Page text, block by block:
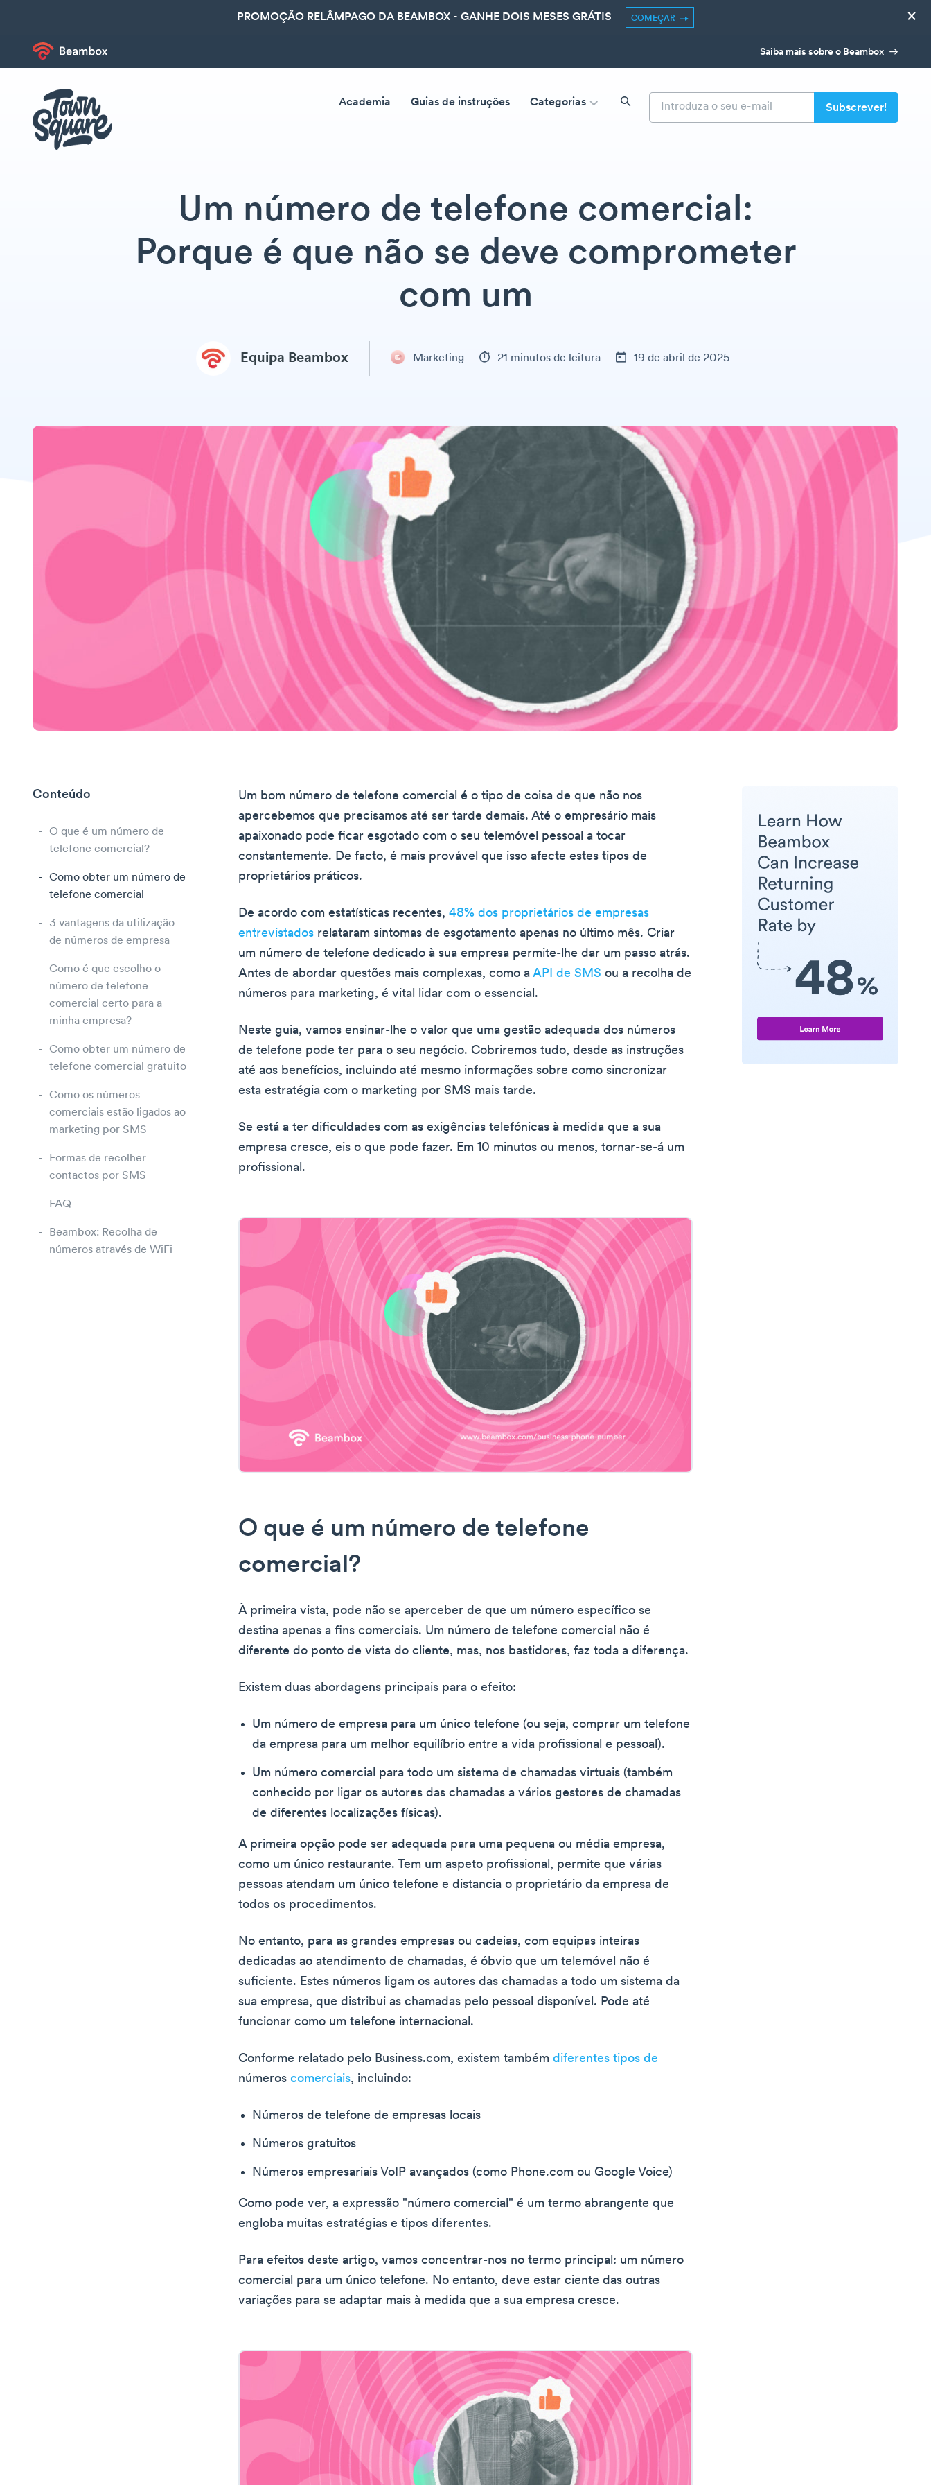
PROMOÇÃO RELÂMPAGO DA BEAMBOX - GANHE DOIS MESES GRÁTIS COMEÇAR ×
Saiba mais sobre o Beambox
Academia Guias de instruções Categorias
Um número de telefone comercial:
Porque é que não se deve comprometer
com um
Equipa Beambox Marketing 21 minutos de leitura 19 de abril de 2025
Conteúdo
O que é um número de
telefone comercial?
Como obter um número de
telefone comercial
3 vantagens da utilização
de números de empresa
Como é que escolho o
número de telefone
comercial certo para a
minha empresa?
Como obter um número de
telefone comercial gratuito
Como os números
comerciais estão ligados ao
marketing por SMS
Formas de recolher
contactos por SMS
FAQ
Beambox: Recolha de
números através de WiFi
Um bom número de telefone comercial é o tipo de coisa de que não nos
apercebemos que precisamos até ser tarde demais. Até o empresário mais
apaixonado pode ficar esgotado com o seu telemóvel pessoal a tocar
constantemente. De facto, é mais provável que isso afecte estes tipos de
proprietários práticos.
De acordo com estatísticas recentes, 48% dos proprietários de empresas
entrevistados relataram sintomas de esgotamento apenas no último mês. Criar
um número de telefone dedicado à sua empresa permite-lhe dar um passo atrás.
Antes de abordar questões mais complexas, como a API de SMS ou a recolha de
números para marketing, é vital lidar com o essencial.
Neste guia, vamos ensinar-lhe o valor que uma gestão adequada dos números
de telefone pode ter para o seu negócio. Cobriremos tudo, desde as instruções
até aos benefícios, incluindo até mesmo informações sobre como sincronizar
esta estratégia com o marketing por SMS mais tarde.
Se está a ter dificuldades com as exigências telefónicas à medida que a sua
empresa cresce, eis o que pode fazer. Em 10 minutos ou menos, tornar-se-á um
profissional.
O que é um número de telefone
comercial?
À primeira vista, pode não se aperceber de que um número específico se
destina apenas a fins comerciais. Um número de telefone comercial não é
diferente do ponto de vista do cliente, mas, nos bastidores, faz toda a diferença.
Existem duas abordagens principais para o efeito:
Um número de empresa para um único telefone (ou seja, comprar um telefone
da empresa para um melhor equilíbrio entre a vida profissional e pessoal).
Um número comercial para todo um sistema de chamadas virtuais (também
conhecido por ligar os autores das chamadas a vários gestores de chamadas
de diferentes localizações físicas).
A primeira opção pode ser adequada para uma pequena ou média empresa,
como um único restaurante. Tem um aspeto profissional, permite que várias
pessoas atendam um único telefone e distancia o proprietário da empresa de
todos os procedimentos.
No entanto, para as grandes empresas ou cadeias, com equipas inteiras
dedicadas ao atendimento de chamadas, é óbvio que um telemóvel não é
suficiente. Estes números ligam os autores das chamadas a todo um sistema da
sua empresa, que distribui as chamadas pelo pessoal disponível. Pode até
funcionar como um telefone internacional.
Conforme relatado pelo Business.com, existem também diferentes tipos de
números comerciais, incluindo:
Números de telefone de empresas locais
Números gratuitos
Números empresariais VoIP avançados (como Phone.com ou Google Voice)
Como pode ver, a expressão "número comercial" é um termo abrangente que
engloba muitas estratégias e tipos diferentes.
Para efeitos deste artigo, vamos concentrar-nos no termo principal: um número
comercial para um único telefone. No entanto, deve estar ciente das outras
variações para se adaptar mais à medida que a sua empresa cresce.